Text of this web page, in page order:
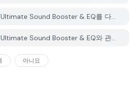
PGYER APK HUB에서 Ultimate Sound Booster & EQ를 다운로드하려면 계정이 필요한가요?
PGYER APK HUB에서 Ultimate Sound Booster & EQ와 관련된 문제를 신고하는 방법은 무엇인가요?
아니요